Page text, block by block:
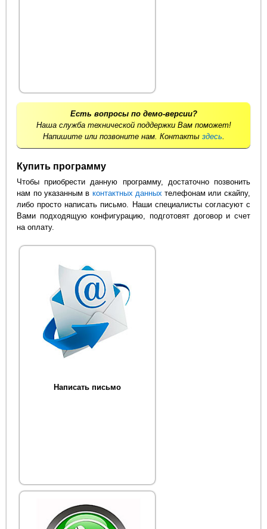
Есть вопросы по демо-версии?
Наша служба технической поддержки Вам поможет!
Напишите или позвоните нам. Контакты здесь
Купить программу
Чтобы приобрести данную программу, достаточно позвонить
нам по указанным в контактных данныхтелефонам или скайпу,
либо просто написать письмо. Наши специалисты согласуют с
Вами подходящую конфигурацию, подготовят договор и счет
на оплату.
Написать письмо